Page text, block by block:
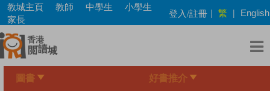
Skip
main
content
教城主頁 教師 中學生
小學生
家長
登入/註冊 | 繁 | English
圖書 好書推介